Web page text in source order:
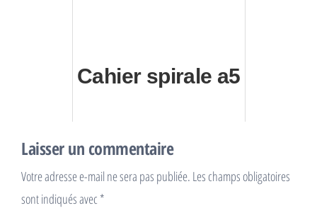
Cahier spirale a5
Laisser un commentaire
Votre adresse e-mail ne sera pas publiée. Les champs obligatoires
sont indiqués avec *